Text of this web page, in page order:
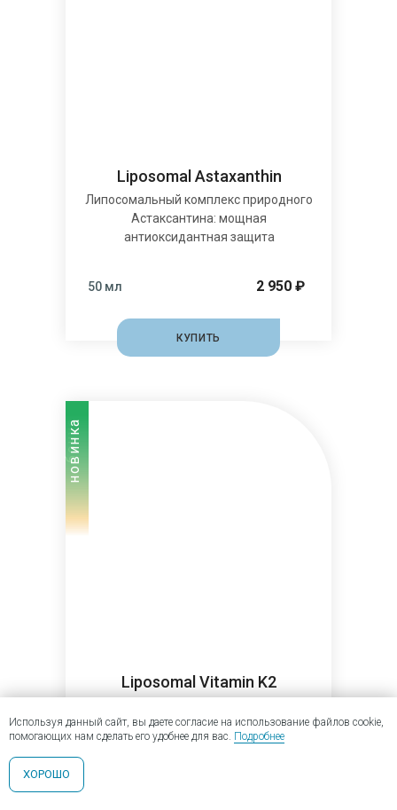
50 мл
Липосомальный комплекс природного
Астаксантина: мощная
антиоксидантная защита
Liposomal Astaxanthin
КУПИТЬ
2 950 ₽
костного метаболизма
Liposomal Vitamin K2
бонус
новинка
Используя данный сайт, вы даете согласие на использование файлов cookie,
помогающих нам сделать его удобнее для вас. Подробнее
ХОРОШО